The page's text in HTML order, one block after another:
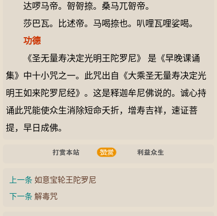
达啰马帝。哿哿捺。桑马兀哿帝。
莎巴瓦。比述帝。马喝捺也。叭哩瓦哩娑喝。
功德
《圣无量寿决定光明王陀罗尼》 是《早晚课诵
集》中十小咒之一。此咒出自《大乘圣无量寿决定光
明王如来陀罗尼经》。这是释迦牟尼佛说的。诚心持
诵此咒能使众生消除短命夭折，增寿吉祥，速证菩
提，早日成佛。
上一条 如意宝轮王陀罗尼
下一条 解毒咒